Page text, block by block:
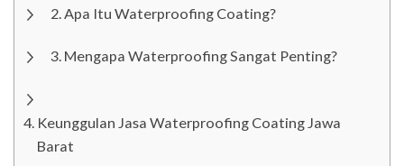
Apa Itu Waterproofing Coating?
Mengapa Waterproofing Sangat Penting?
Keunggulan Jasa Waterproofing Coating Jawa
Barat